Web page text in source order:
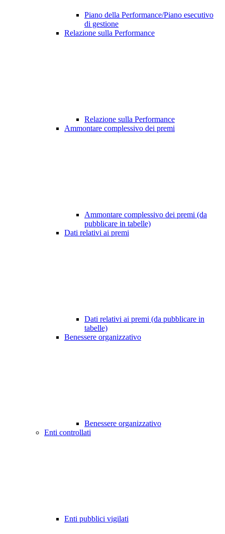
Piano della Performance/Piano esecutivo
di gestione
Relazione sulla Performance
Relazione sulla Performance
Ammontare complessivo dei premi
Ammontare complessivo dei premi (da
pubblicare in tabelle)
Dati relativi ai premi
Dati relativi ai premi (da pubblicare in
tabelle)
Benessere organizzativo
Benessere organizzativo
Enti controllati
Enti pubblici vigilati